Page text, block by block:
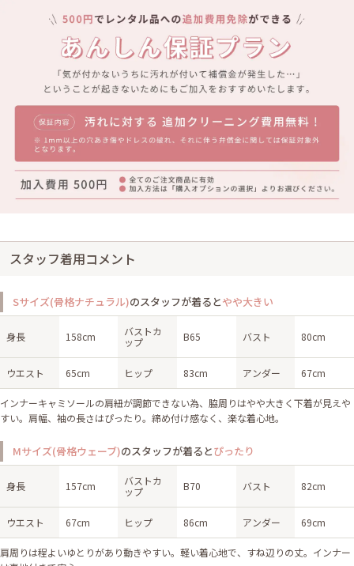
スタッフ着用コメント
Sサイズ(骨格ナチュラル)のスタッフが着るとやや大きい
身長 158cm
バストカ
ップ
B65 バスト 80cm
ウエスト 65cm ヒップ 83cm アンダー 67cm
インナーキャミソールの肩紐が調節できない為、脇周りはやや大きく下着が見えや
すい。肩幅、袖の長さはぴったり。締め付け感なく、楽な着心地。
Mサイズ(骨格ウェーブ)のスタッフが着るとぴったり
身長 157cm
バストカ
ップ
B70 バスト 82cm
ウエスト 67cm ヒップ 86cm アンダー 69cm
肩周りは程よいゆとりがあり動きやすい。軽い着心地で、すね辺りの丈。インナー